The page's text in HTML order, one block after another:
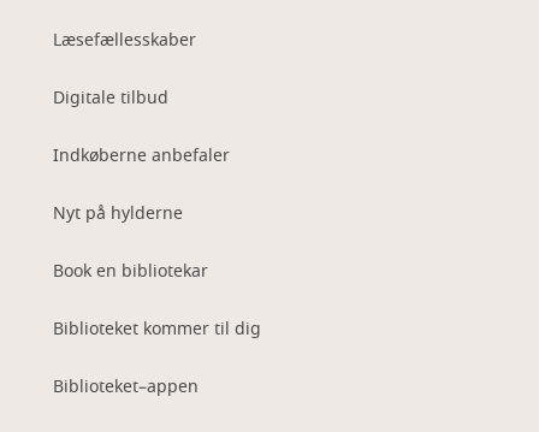
Læsefællesskaber
Digitale tilbud
Indkøberne anbefaler
Nyt på hylderne
Book en bibliotekar
Biblioteket kommer til dig
Biblioteket–appen